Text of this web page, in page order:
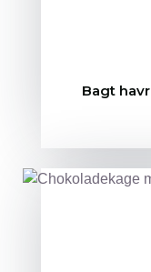
Bagt